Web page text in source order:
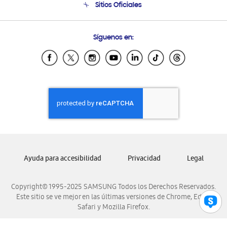
Soporte vía eMail
Sitios Oficiales
Samsung Ecuador
Samsung El Salvador
Samsung Honduras
Samsung Nicaragua
Samsung Panamá
Samsung Venezuela
Síguenos en:
Copyright© 1995-2025 SAMSUNG Todos los Derechos Reservados.
Este sitio se ve mejor en las últimas versiones de Chrome, Edge,
Safari y Mozilla Firefox.
Ayuda para accesibilidad Privacidad Legal